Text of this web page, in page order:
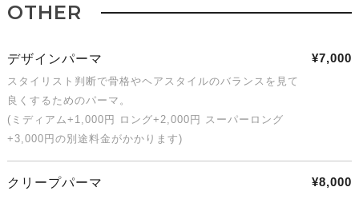
OTHER
デザインパーマ
スタイリスト判断で骨格やヘアスタイルのバランスを見て
良くするためのパーマ。
(ミディアム+1,000円 ロング+2,000円 スーパーロング
+3,000円の別途料金がかかります)
¥7,000
クリープパーマ ¥8,000